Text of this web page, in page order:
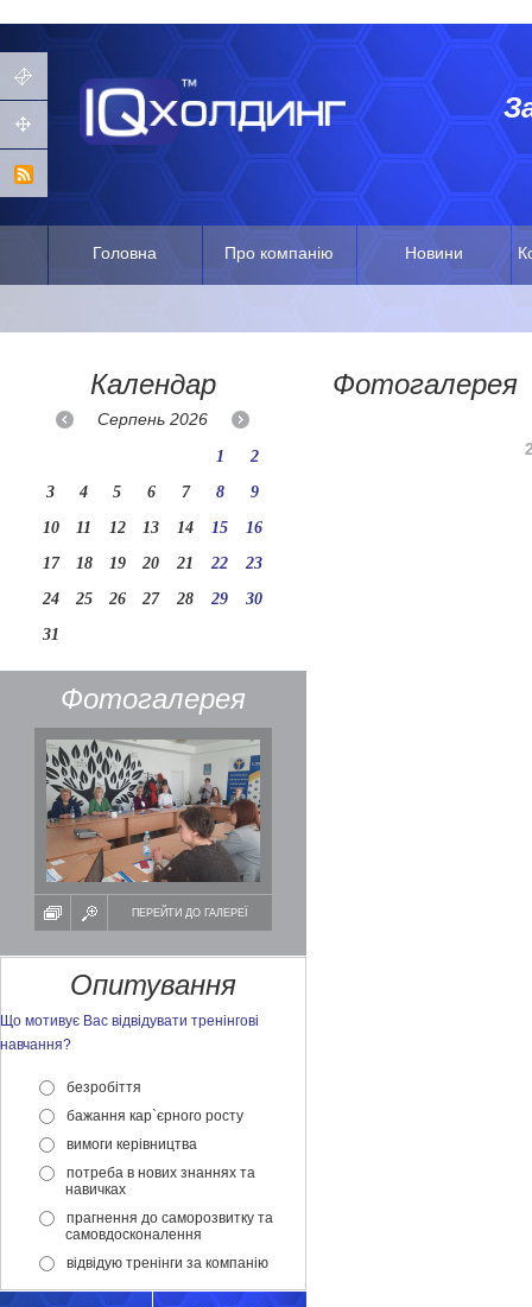
Головна Про компанію Новини
Календар
Серпень2026
1
2
3
4 5 6 7 8
9
10
11 12 13 14 15
16
17
18 19 20 21 22
23
24
25 26 27 28 29
30
31
Фотогалерея
ПЕРЕЙТИ ДО ГАЛЕРЕЇ
Опитування
Що мотивує Вас відвідувати тренінгові
навчання?
безробіття
бажання кар`єрного росту
вимоги керівництва
потреба в нових знаннях та
навичках
прагнення до саморозвитку та
самовдосконалення
відвідую тренінги за компанію
Фотогалерея